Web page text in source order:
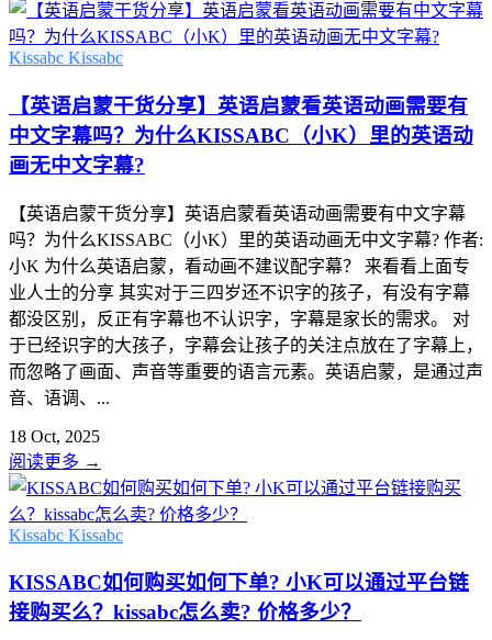
Kissabc Kissabc
【英语启蒙干货分享】英语启蒙看英语动画需要有
中文字幕吗？为什么KISSABC（小K）里的英语动
画无中文字幕?
【英语启蒙干货分享】英语启蒙看英语动画需要有中文字幕
吗？为什么KISSABC（小K）里的英语动画无中文字幕? 作者:
小K 为什么英语启蒙，看动画不建议配字幕？ 来看看上面专
业人士的分享 其实对于三四岁还不识字的孩子，有没有字幕
都没区别，反正有字幕也不认识字，字幕是家长的需求。 对
于已经识字的大孩子，字幕会让孩子的关注点放在了字幕上，
而忽略了画面、声音等重要的语言元素。英语启蒙，是通过声
音、语调、...
18 Oct, 2025
阅读更多 →
Kissabc Kissabc
KISSABC如何购买如何下单? 小K可以通过平台链
接购买么？kissabc怎么卖? 价格多少？